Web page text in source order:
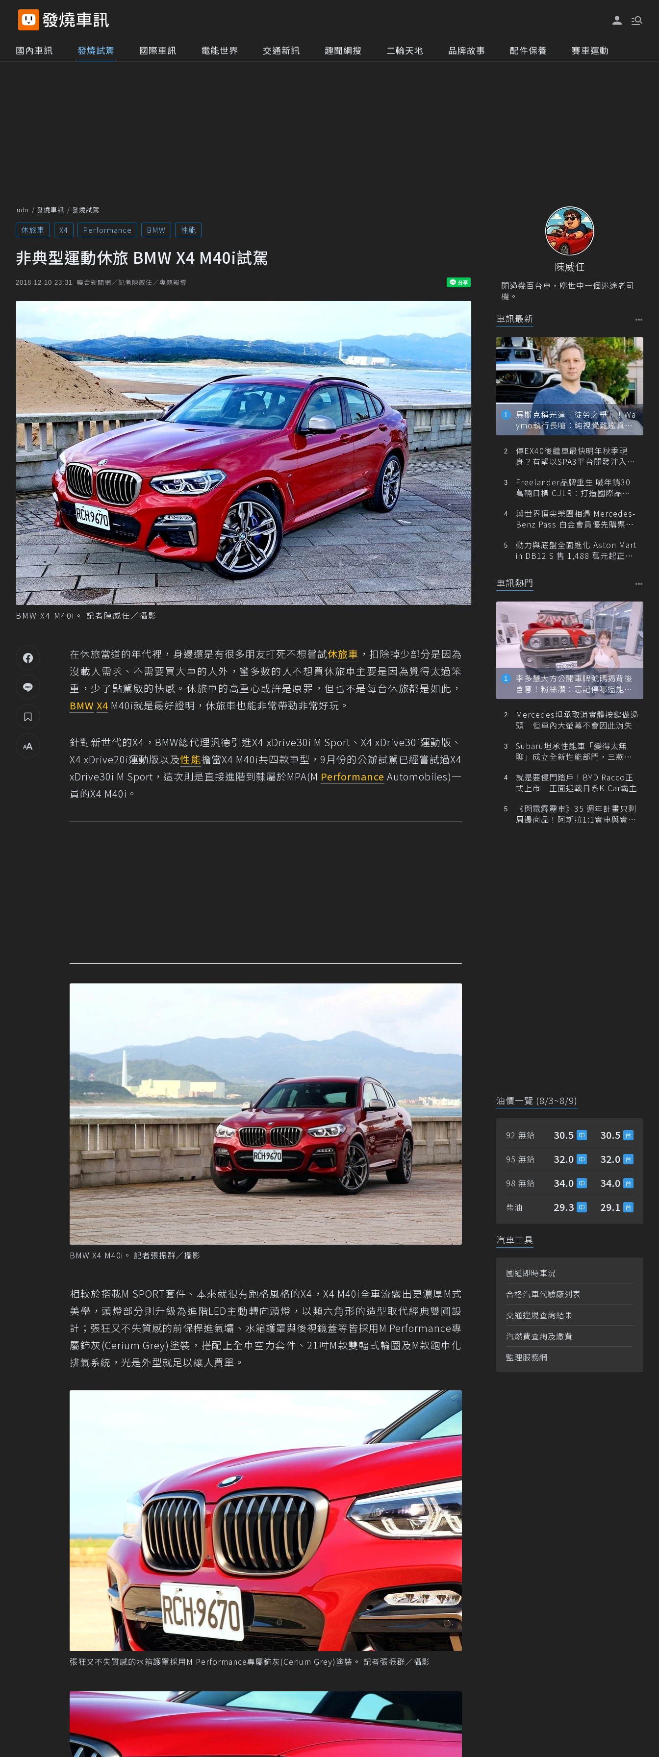
國內車訊 發燒試駕 國際車訊 電能世界 交通新訊 趣聞網搜 二輪天地 品牌故事 配件保養 賽車運動
udn 發燒車訊 發燒試駕
休旅車 X4 Performance BMW 性能
非典型運動休旅 BMW X4 M40i試駕
2018-12-10 23:31 聯合新聞網／記者陳威任／專題報導
BMW X4 M40i。 記者陳威任／攝影
在休旅當道的年代裡，身邊還是有很多朋友打死不想嘗試休旅車 ，扣除掉少部分是因為
沒載人需求、不需要買大車的人外，蠻多數的人不想買休旅車主要是因為覺得太過笨
重，少了點駕馭的快感。休旅車的高重心或許是原罪，但也不是每台休旅都是如此，
BMW X4 M40i就是最好證明，休旅車也能非常帶勁非常好玩。
針對新世代的X4，BMW總代理汎德引進X4 xDrive30i M Sport、X4 xDrive30i運動版、
X4 xDrive20i運動版以及性能擔當X4 M40i共四款車型，9月份的公辦試駕已經嘗試過X4
xDrive30i M Sport，這次則是直接進階到隸屬於MPA(M Performance Automobiles)一
員的X4 M40i。
BMW X4 M40i。 記者張振群／攝影
相較於搭載M SPORT套件、本來就很有跑格風格的X4，X4 M40i全車流露出更濃厚M式
美學，頭燈部分則升級為進階LED主動轉向頭燈，以類六角形的造型取代經典雙圓設
計；張狂又不失質感的前保桿進氣壩、水箱護罩與後視鏡蓋等皆採用M Performance專
屬鈰灰(Cerium Grey)塗裝，搭配上全車空力套件、21吋M款雙輻式輪圈及M款跑車化
排氣系統，光是外型就足以讓人買單。
張狂又不失質感的水箱護罩採用M Performance專屬鈰灰(Cerium Grey)塗裝。 記者張振群／攝影
陳威任
開過幾百台車，塵世中一個迷途老司
機。
車訊最新
馬斯克稱光達「徒勞之舉」！Wa
ymo執行長嗆：純視覺難達真正
自動駕駛
傳EX40後繼車最快明年秋季現
身？有望以SPA3平台開發注入80
Freelander品牌重生 喊年銷30
萬輛目標 CJLR：打造國際品牌
與世界頂尖樂團相遇 Mercedes-
Benz Pass 白金會員優先購票維
動力與底盤全面進化 Aston Mart
in DB12 S 售 1,488 萬元起正式
車訊熱門
李多慧大方公開車牌號碼揭背後
含意！粉絲讚：忘記停哪還能幫
忙找車
Mercedes坦承取消實體按鍵做過
頭 但車內大螢幕不會因此消失
Subaru坦承性能車「變得太無
聊」成立全新性能部門，三款手
就是要侵門踏戶！BYD Racco正
式上市 正面迎戰日系K-Car霸主
《閃電霹靂車》35 週年計畫只剩
周邊商品！阿斯拉1:1實車與實體
油價一覽 (8/3~8/9)
92 無鉛 30.5 30.5
95 無鉛 32.0 32.0
98 無鉛 34.0 34.0
柴油 29.3 29.1
汽車工具
國道即時車況
合格汽車代驗廠列表
交通違規查詢結果
汽燃費查詢及繳費
監理服務網